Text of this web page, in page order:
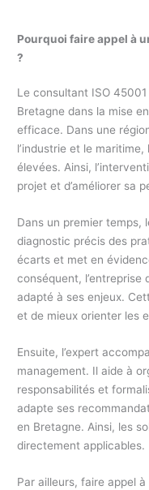
Pourquoi faire appel à
?
Le consultant ISO
Bretagne dans la mise
efficace. Dans une
l’industrie et le
élevées. Ainsi,
projet et d’améliorer sa
Dans un premier temps,
diagnostic précis des
écarts et met en
conséquent, l’entreprise
adapté à ses enjeux.
et de mieux orienter les
Ensuite, l’expert
management. Il aide à
responsabilités et
adapte ses
en Bretagne. Ainsi, les
directement applicables.
Par ailleurs, faire appel